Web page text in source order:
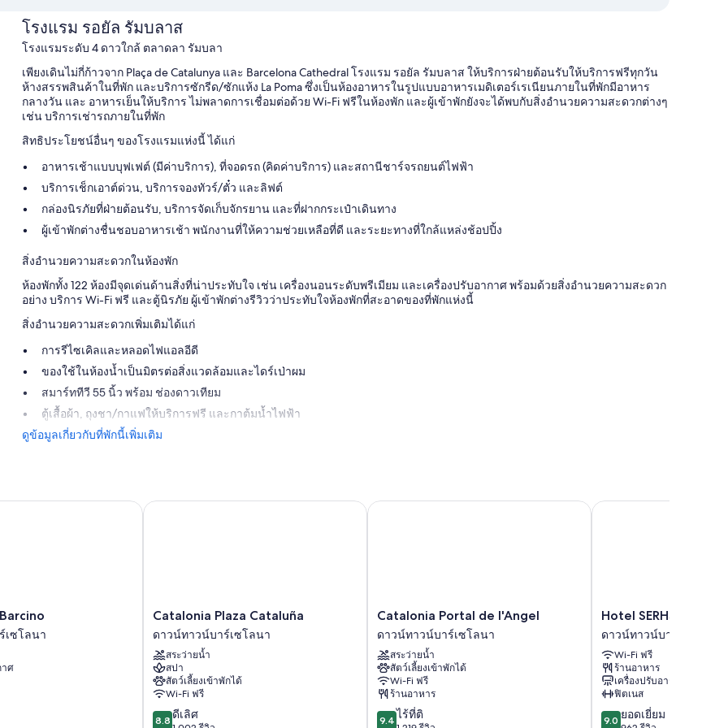
โรงแรม รอยัล รัมบลาส
โรงแรมระดับ 4 ดาวใกล้ ตลาดลา รัมบลา
เพียงเดินไม่กี่ก้าวจาก Plaça de Catalunya และ Barcelona Cathedral โรงแรม รอยัล รัมบลาส ให้บริการฝ่ายต้อนรับให้บริการฟรีทุกวัน
ห้างสรรพสินค้าในที่พัก และบริการซักรีด/ซักแห้ง La Poma ซึ่งเป็นห้องอาหารในรูปแบบอาหารเมดิเตอร์เรเนียนภายในที่พักมีอาหาร
กลางวัน และ อาหารเย็นให้บริการ ไม่พลาดการเชื่อมต่อด้วย Wi-Fi ฟรีในห้องพัก และผู้เข้าพักยังจะได้พบกับสิ่งอำนวยความสะดวกต่างๆ
เช่น บริการเช่ารถภายในที่พัก
สิทธิประโยชน์อื่นๆ ของโรงแรมแห่งนี้ ได้แก่
อาหารเช้าแบบบุฟเฟต์ (มีค่าบริการ), ที่จอดรถ (คิดค่าบริการ) และสถานีชาร์จรถยนต์ไฟฟ้า
บริการเช็กเอาต์ด่วน, บริการจองทัวร์/ตั๋ว และลิฟต์
กล่องนิรภัยที่ฝ่ายต้อนรับ, บริการจัดเก็บจักรยาน และที่ฝากกระเป๋าเดินทาง
ผู้เข้าพักต่างชื่นชอบอาหารเช้า พนักงานที่ให้ความช่วยเหลือที่ดี และระยะทางที่ใกล้แหล่งช้อปปิ้ง
สิ่งอำนวยความสะดวกในห้องพัก
ห้องพักทั้ง 122 ห้องมีจุดเด่นด้านสิ่งที่น่าประทับใจ เช่น เครื่องนอนระดับพรีเมียม และเครื่องปรับอากาศ พร้อมด้วยสิ่งอำนวยความสะดวก
อย่าง บริการ Wi-Fi ฟรี และตู้นิรภัย ผู้เข้าพักต่างรีวิวว่าประทับใจห้องพักที่สะอาดของที่พักแห่งนี้
สิ่งอำนวยความสะดวกเพิ่มเติมได้แก่
การรีไซเคิลและหลอดไฟแอลอีดี
ของใช้ในห้องน้ำเป็นมิตรต่อสิ่งแวดล้อมและไดร์เป่าผม
สมาร์ททีวี 55 นิ้ว พร้อม ช่องดาวเทียม
ตู้เสื้อผ้า, ถุงชา/กาแฟให้บริการฟรี และกาต้มน้ำไฟฟ้า
ดูข้อมูลเกี่ยวกับที่พักนี้เพิ่มเติม
เซโลนา
าศ
Catalonia
Cataluña
ดาวน์
ทาวน์
บาร์
เซ
โลนา
Catalonia Plaza Cataluña
ดาวน์ทาวน์บาร์เซโลนา
สระว่ายน้ำ
สปา
สัตว์เลี้ยงเข้าพักได้
Wi-Fi ฟรี
8.8
8.8 ดีเลิศ
Catalonia Plaza Cataluña
Catalonia
Portal
de
l'Angel
ดาวน์
ทาวน์
บาร์
เซ
Catalonia Portal de l'Angel
ดาวน์ทาวน์บาร์เซโลนา
สระว่ายน้ำ
สัตว์เลี้ยงเข้าพักได้
Wi-Fi ฟรี
ร้านอาหาร
9.4
9.4 ไร้ที่ติ
Catalonia Portal de l'Angel
Hotel
SERHS
Rivoli
Rambla
ดาวน์
ทาวน์
บาร์
เซ
Hotel SERHS Rivoli
ดาวน์ทาวน์บาร์เซโลนา
Wi-Fi ฟรี
ร้านอาหาร
เครื่องปรับอากาศ
ฟิตเนส
9.0
9.0 ยอดเยี่ยม
Hotel SERHS Rivoli